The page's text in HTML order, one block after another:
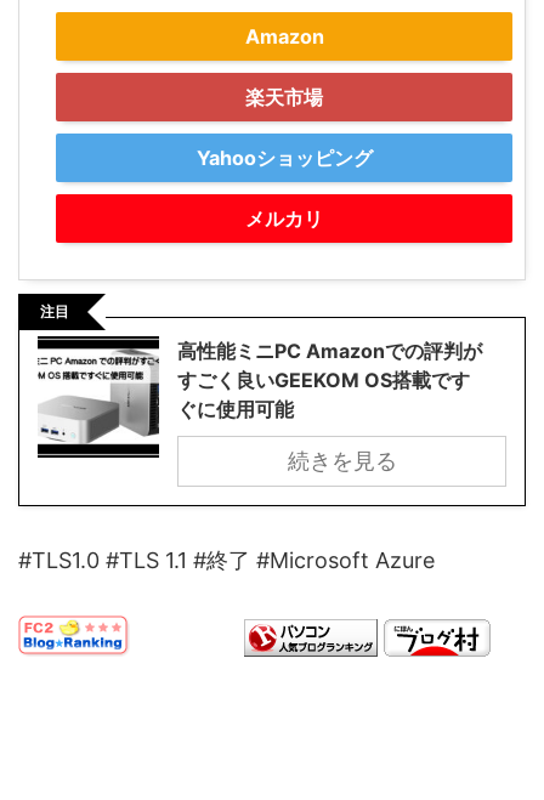
Amazon
楽天市場
Yahooショッピング
メルカリ
注目
高性能ミニPC Amazonでの評判が
すごく良いGEEKOM OS搭載です
ぐに使用可能
続きを見る
#TLS1.0 #TLS 1.1 #終了 #Microsoft Azure